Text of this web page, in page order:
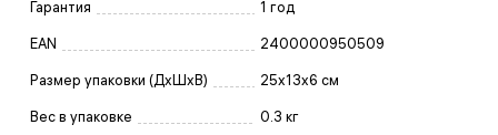
Гарантия 1 год
EAN 2400000950509
Размер упаковки (ДxШxВ) 25x13x6 см
Вес в упаковке 0.3 кг